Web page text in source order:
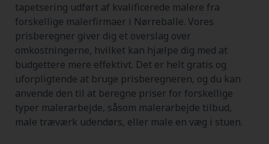
tapetsering udført af kvalificerede malere fra
forskellige malerfirmaer i Nørreballe. Vores
prisberegner giver dig et overslag over
omkostningerne, hvilket kan hjælpe dig med at
budgettere mere effektivt. Det er helt gratis og
uforpligtende at bruge prisberegneren, og du kan
anvende den til at beregne priser for forskellige
typer malerarbejde, såsom malerarbejde tilbud,
male træværk udendørs, eller male en væg i stuen.